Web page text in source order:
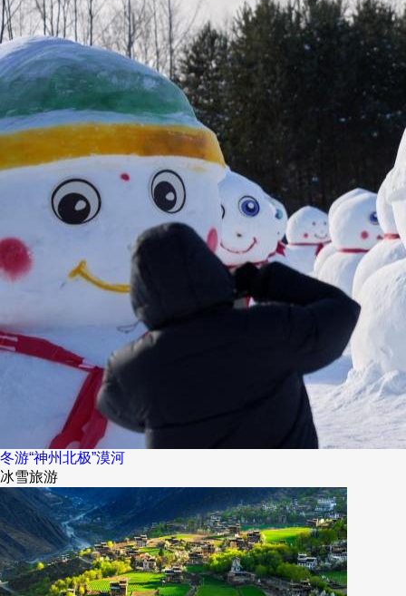
冬游“神州北极”漠河
冰雪旅游